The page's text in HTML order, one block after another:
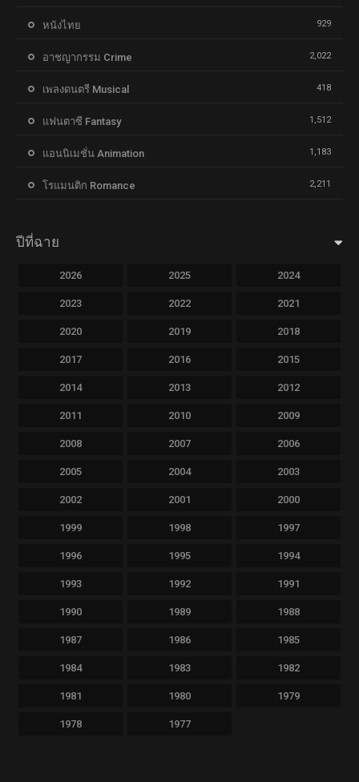
หนังไทย 929
อาชญากรรม Crime 2,022
เพลงดนตรี Musical 418
แฟนตาซี Fantasy 1,512
แอนนิเมชั่น Animation 1,183
โรแมนติก Romance 2,211
ปีที่ฉาย
2026 2025 2024
2023 2022 2021
2020 2019 2018
2017 2016 2015
2014 2013 2012
2011 2010 2009
2008 2007 2006
2005 2004 2003
2002 2001 2000
1999 1998 1997
1996 1995 1994
1993 1992 1991
1990 1989 1988
1987 1986 1985
1984 1983 1982
1981 1980 1979
1978 1977